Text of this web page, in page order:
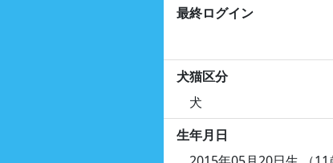
最終ログイン
犬猫区分
犬
生年月日